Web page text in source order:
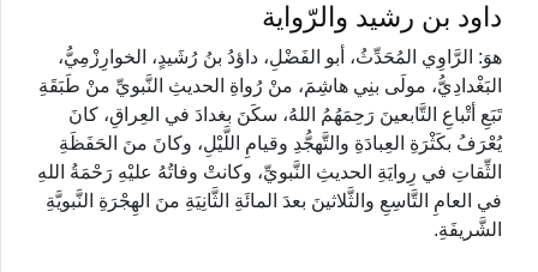
داود بن رشيد والرّواية
هوَ: الرَّاوِي المُحَدِّثُ، أبو الفَضْلِ، داؤدُ بنُ رُشَيدٍ، الخوارِزْمِيُّ،
البَغْدادِيُّ، مولَى بنِي هاشِمَ، منْ رُواةِ الحديثِ النَّبويِّ منْ طَبَقَةِ
تَبَعِ أتْباعِ التَّابعينَ رَحِمَهُمُ اللهُ، سكَنَ بغدادَ في العِراقِ، كانَ
يُعْرَفُ بكَثْرَةِ العِبادَةِ والتَّهجُّدِ وقيامِ اللَّيْلِ، وكانَ منَ الحَفَظَةِ
الثِّقاتِ في رِوايَةِ الحديثِ النَّبويِّ، وكانتْ وفاتُهُ عليْهِ رَحْمَةُ اللهِ
في العامِ التَّاسِعِ والثَّلاثينَ بعدَ المائَةِ الثَّانِيَةِ منَ الهِجْرَةِ النَّبويَّةِ
الشَّريفَةِ.